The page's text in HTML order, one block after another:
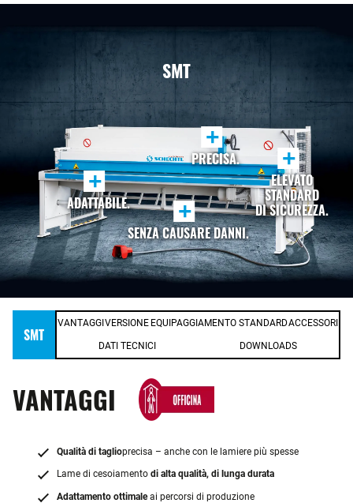
SMT
+
PRECISA. +
ELEVATO
STANDARD
DI SICUREZZA.
+
ADATTABILE. +
SENZA CAUSARE DANNI.
SMT
VANTAGGI VERSIONE EQUIPAGGIAMENTO STANDARDACCESSORI
DATI TECNICI DOWNLOADS
VANTAGGI
Qualità di taglioprecisa – anche con le lamiere più spesse
Lame di cesoiamento di alta qualità, di lunga durata
Adattamento ottimaleai percorsi di produzione